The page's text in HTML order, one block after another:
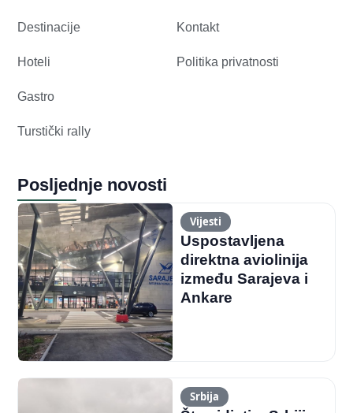
Destinacije
Hoteli
Gastro
Turstički rally
Kontakt
Politika privatnosti
Posljednje novosti
Vijesti
Uspostavljena
direktna aviolinija
između Sarajeva i
Ankare
Srbija